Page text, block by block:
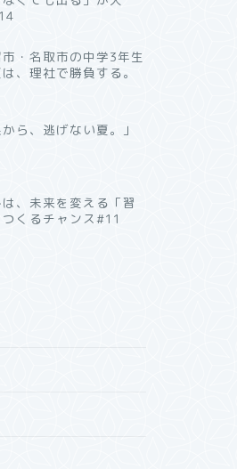
市・名取市の中学3年生
、理社で勝負する。
から、逃げない夏。」
、未来を変える「習
くるチャンス#11